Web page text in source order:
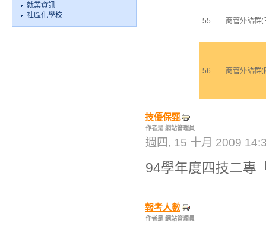
就業資訊
社區化學校
55 商管外語群(
56 商管外語群(
技優保甄
作者是 網站管理員
週四, 15 十月 2009
94學年度四技二專
報考人數
作者是 網站管理員